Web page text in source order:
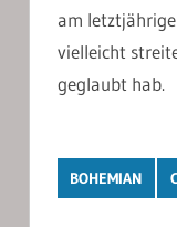
am
vielleicht
geglaubt hab.
BOHEMIAN